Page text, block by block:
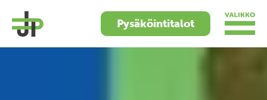
Pysäköintitalot